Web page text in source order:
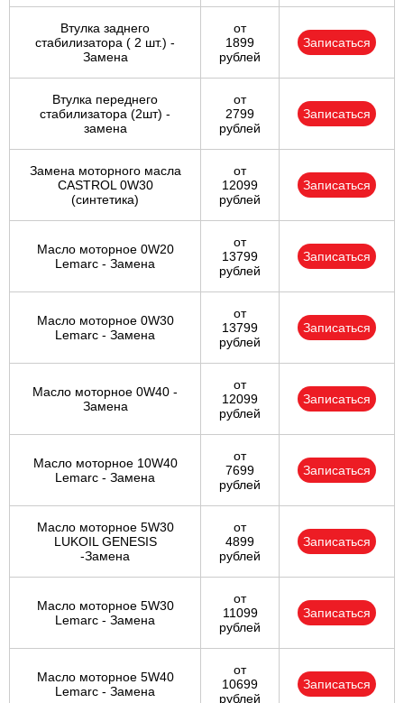
Втулка заднего
стабилизатора ( 2 шт.) -
Замена
от
1899
рублей
Записаться
Втулка переднего
стабилизатора (2шт) -
замена
от
2799
рублей
Записаться
Замена моторного масла
CASTROL 0W30
(синтетика)
от
12099
рублей
Записаться
Масло моторное 0W20
Lemarc - Замена
от
13799
рублей
Записаться
Масло моторное 0W30
Lemarc - Замена
от
13799
рублей
Записаться
Масло моторное 0W40 -
Замена
от
12099
рублей
Записаться
Масло моторное 10W40
Lemarc - Замена
от
7699
рублей
Записаться
Масло моторное 5W30
LUKOIL GENESIS
-Замена
от
4899
рублей
Записаться
Масло моторное 5W30
Lemarc - Замена
от
11099
рублей
Записаться
Масло моторное 5W40
Lemarc - Замена
от
10699
рублей
Записаться